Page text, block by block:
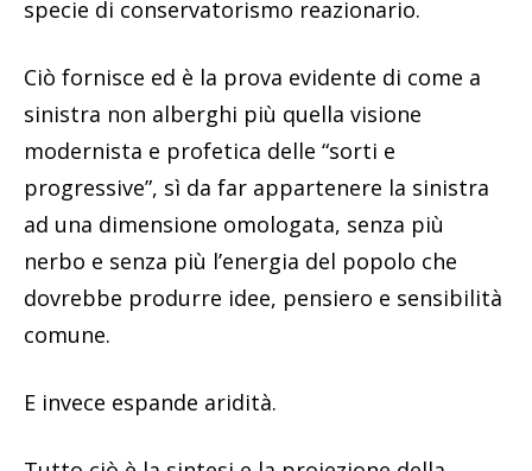
specie di conservatorismo reazionario.
Ciò fornisce ed è la prova evidente di come a
sinistra non alberghi più quella visione
modernista e profetica delle “sorti e
progressive”, sì da far appartenere la sinistra
ad una dimensione omologata, senza più
nerbo e senza più l’energia del popolo che
dovrebbe produrre idee, pensiero e sensibilità
comune.
E invece espande aridità.